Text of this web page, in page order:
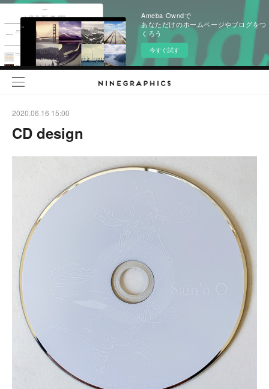
Ameba Owndで
あなただけのホームページやブログをつ
くろう
今すぐ試す
2020.06.16 15:00
CD design